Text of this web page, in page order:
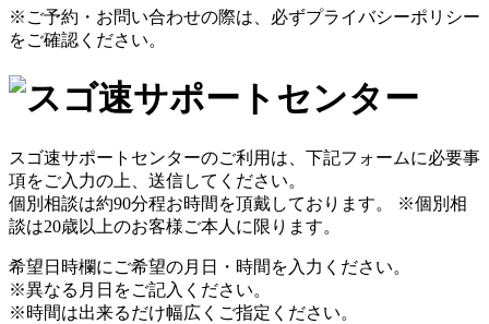
※ご予約・お問い合わせの際は、必ずプライバシーポリシー
をご確認ください。
スゴ速サポートセンターのご利⽤は、下記フォームに必要事
項をご⼊⼒の上、送信してください。
個別相談は約90分程お時間を頂戴しております。 ※個別相
談は20歳以上のお客様ご本⼈に限ります。
希望⽇時欄にご希望の⽉⽇・時間を⼊⼒ください。
※異なる月日をご記入ください。
※時間は出来るだけ幅広くご指定ください。